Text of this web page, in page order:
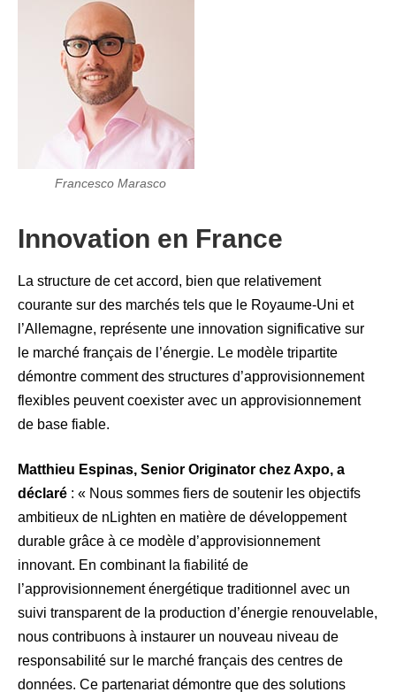
Francesco Marasco
Innovation en France
La structure de cet accord, bien que relativement
courante sur des marchés tels que le Royaume-Uni et
l’Allemagne, représente une innovation significative sur
le marché français de l’énergie. Le modèle tripartite
démontre comment des structures d’approvisionnement
flexibles peuvent coexister avec un approvisionnement
de base fiable.
Matthieu Espinas, Senior Originator chez Axpo, a
déclaré : « Nous sommes fiers de soutenir les objectifs
ambitieux de nLighten en matière de développement
durable grâce à ce modèle d’approvisionnement
innovant. En combinant la fiabilité de
l’approvisionnement énergétique traditionnel avec un
suivi transparent de la production d’énergie renouvelable,
nous contribuons à instaurer un nouveau niveau de
responsabilité sur le marché français des centres de
données. Ce partenariat démontre que des solutions